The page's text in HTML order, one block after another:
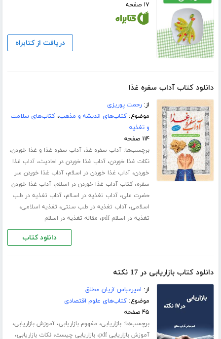
۱۷ صفحه
دریافت از کتابراه
دانلود کتاب آداب سفره غذا
از:رحمت پوریزی
موضوع:کتاب‌های اندیشه و مذهب،کتاب‌های سلامت
و تغذیه
۱۱۴ صفحه
برچسب‌ها:آداب سفره غذ،آداب سفره غذا و غذا خوردن،
نکات غذا خوردن،آداب غذا خوردن در احادیث،آداب غذا
خوردن،آداب غذا خوردن در اسلام،آداب غذا خوردن سر
سفره،کتاب آداب غذا خوردن در اسلام،آداب غذا خوردن
حضرت علی،آداب تغذیه در اسلام،آداب تغذیه در طب
اسلامی،آداب تغذیه در طب سنتی، تغذیه اسلامی،
تغذیه در اسلام pdf ، مقاله تغذیه در اسلام
دانلود کتاب
دانلود کتاب بازاریابی در 17 نکته
از: امیرعباس آریان مطلق
موضوع:کتاب‌های علوم اقتصادی
۴۵ صفحه
برچسب‌ها:بازاریابی، مفهوم بازاریابی،آموزش بازاریابی،
آموزش بازاریابی pdf ،بازاریابی چیست،نکات بازاریابی،